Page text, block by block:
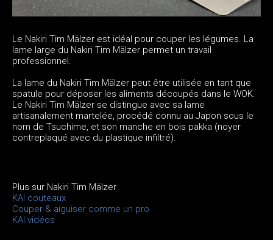
Le Nakiri Tim Mälzer est idéal pour couper les légumes. La
lame large du Nakiri Tim Mälzer permet un travail
professionnel.
La lame du Nakiri Tim Mälzer peut être utilisée en tant que
spatule pour déposer les aliments découpés dans le WOK.
Le Nakiri Tim Mälzer se distingue avec sa lame
artisanalement martelée, procédé connu au Japon sous le
nom de Tsuchime, et son manche en bois pakka (noyer
contreplaqué avec du plastique infiltré).
Plus sur Nakiri Tim Mälzer
KAI couteaux
Couper & aiguiser comme un pro
KAI vidéos